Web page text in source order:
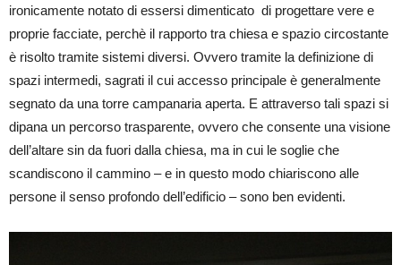
ironicamente notato di essersi dimenticato di progettare vere e
proprie facciate, perchè il rapporto tra chiesa e spazio circostante
è risolto tramite sistemi diversi. Ovvero tramite la definizione di
spazi intermedi, sagrati il cui accesso principale è generalmente
segnato da una torre campanaria aperta. E attraverso tali spazi si
dipana un percorso trasparente, ovvero che consente una visione
dell’altare sin da fuori dalla chiesa, ma in cui le soglie che
scandiscono il cammino – e in questo modo chiariscono alle
persone il senso profondo dell’edificio – sono ben evidenti.